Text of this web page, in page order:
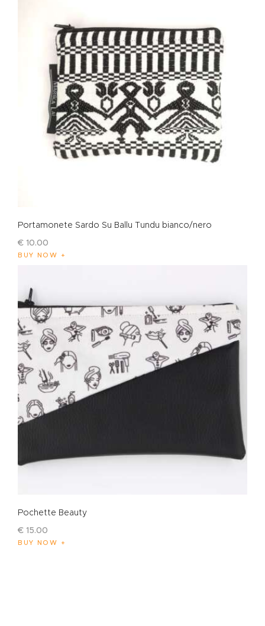
Portamonete Sardo Su Ballu Tundu bianco/nero
€ 10.00
BUY NOW
Pochette Beauty
€ 15.00
BUY NOW